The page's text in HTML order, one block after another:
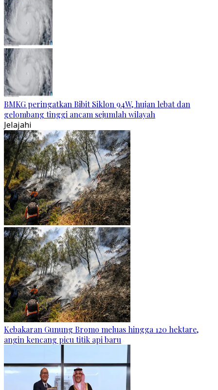
BMKG peringatkan Bibit Siklon 94W, hujan lebat dan
gelombang tinggi ancam sejumlah wilayah
Jelajahi
Kebakaran Gunung Bromo meluas hingga 120 hektare,
angin kencang picu titik api baru